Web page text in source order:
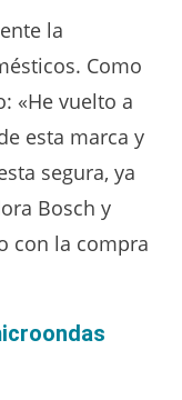
la
Como
«He vuelto a
esta marca y
segura, ya
Bosch y
con la compra